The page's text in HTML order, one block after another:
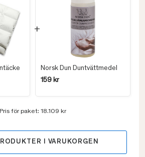
Norsk Dun Duntvättmedel
159 kr
Pris för paket: 18.109 kr
I VARUKORGEN